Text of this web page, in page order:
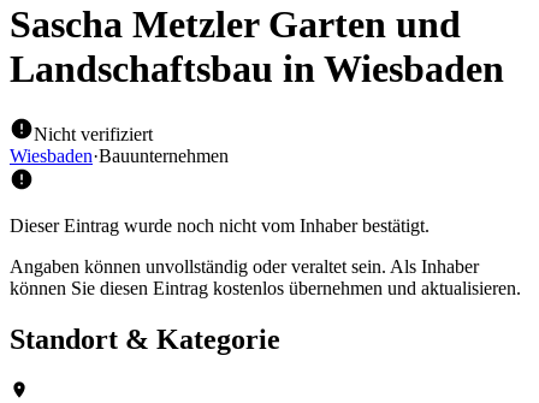
Sascha Metzler Garten und
Landschaftsbau in Wiesbaden
Nicht verifiziert
Wiesbaden·Bauunternehmen
Dieser Eintrag wurde noch nicht vom Inhaber bestätigt.
Angaben können unvollständig oder veraltet sein. Als Inhaber
können Sie diesen Eintrag kostenlos übernehmen und aktualisieren.
Standort & Kategorie